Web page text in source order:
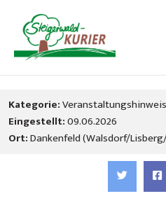
Kategorie:
Eingestellt:09.06.2026
Ort:Dankenfeld (Walsdorf/